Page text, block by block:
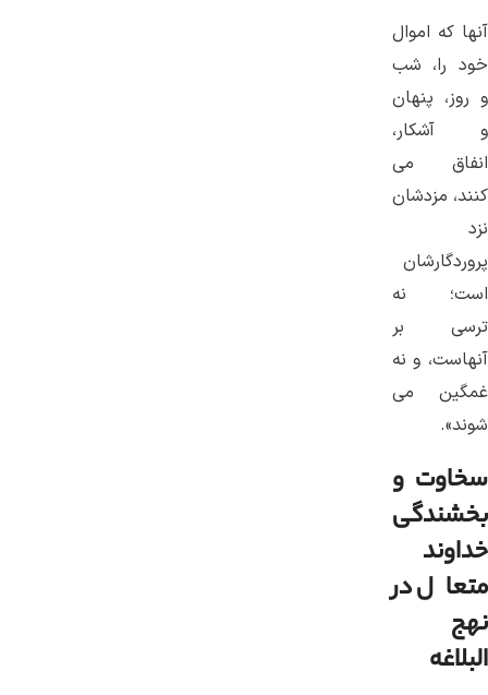
آنها که اموال
خود را، شب
و روز، پنهان
و آشکار،
انفاق می
‌کنند، مزدشان
نزد
پروردگارشان
است؛ نه
ترسی بر
آنهاست، و نه
غمگین می
‌شوند».
سخاوت و
بخشندگی
خداوند
متعال در
نهج
البلاغه